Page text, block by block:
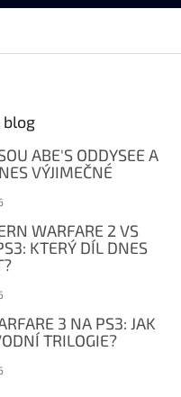
blog
ABE'S ODDYSEE A
VÝJIMEČNÉ
WARFARE 2 VS
KTERÝ DÍL DNES
3 NA PS3: JAK
TRILOGIE?